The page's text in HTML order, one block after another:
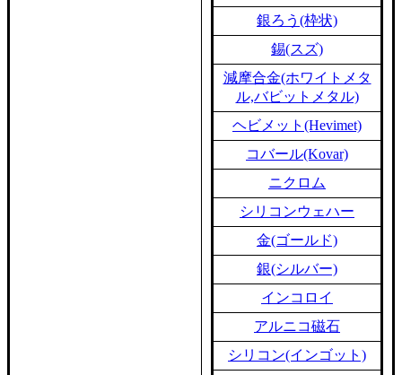
銀ろう(枠状)
錫(スズ)
減摩合金(ホワイトメタ
ル,バビットメタル)
ヘビメット(Hevimet)
コバール(Kovar)
ニクロム
シリコンウェハー
金(ゴールド)
銀(シルバー)
インコロイ
アルニコ磁石
シリコン(インゴット)